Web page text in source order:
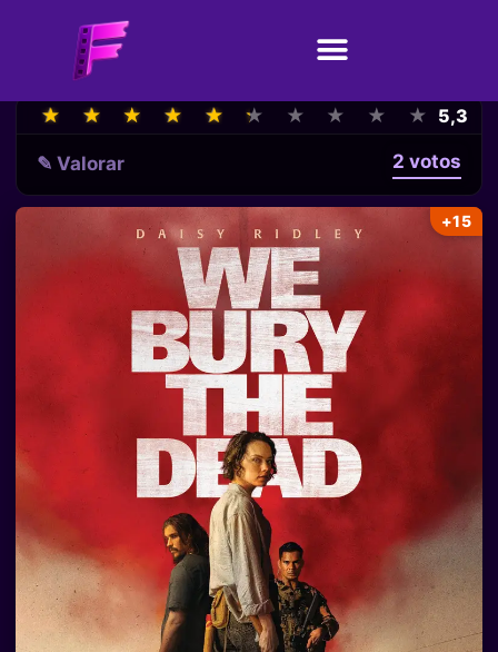
★
★ ★
★ ★
★ ★
★ ★
★ ★
★ ★
★ ★
★ ★
★ ★
★ 5,3
✎ Valorar 2 votos
+15